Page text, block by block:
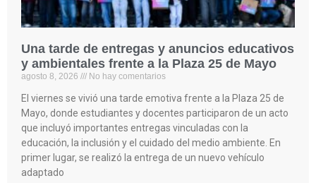
Una tarde de entregas y anuncios educativos
y ambientales frente a la Plaza 25 de Mayo
agosto 8, 2026 No hay comentarios
El viernes se vivió una tarde emotiva frente a la Plaza 25 de
Mayo, donde estudiantes y docentes participaron de un acto
que incluyó importantes entregas vinculadas con la
educación, la inclusión y el cuidado del medio ambiente. En
primer lugar, se realizó la entrega de un nuevo vehículo
adaptado